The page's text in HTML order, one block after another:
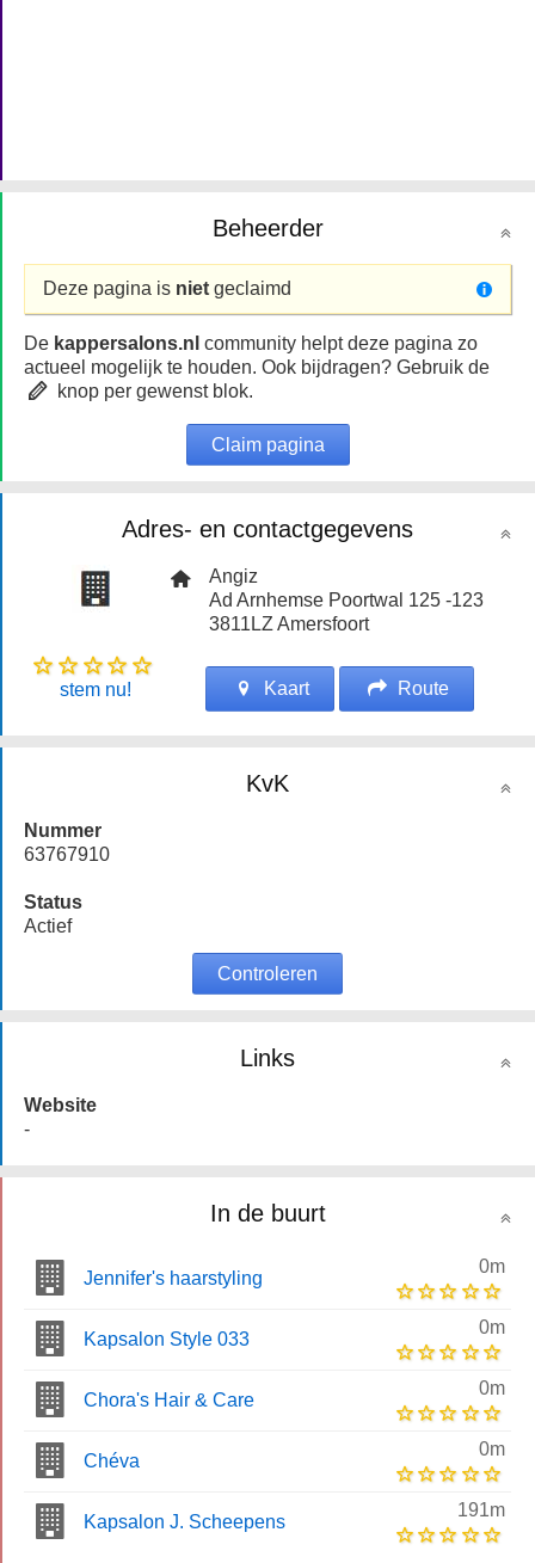
Beheerder
Deze pagina is niet geclaimd
De kappersalons.nl community helpt deze pagina zo
actueel mogelijk te houden. Ook bijdragen? Gebruik de
knop per gewenst blok.
Claim pagina
Adres- en contactgegevens
Angiz
Ad Arnhemse Poortwal 125 -123
3811LZAmersfoort
stem nu! Kaart Route
KvK
Nummer
63767910
Status
Actief
Controleren
Links
Website
-
In de buurt
Jennifer's haarstyling
0m
Kapsalon Style 033
0m
Chora's Hair & Care
0m
Chéva
0m
Kapsalon J. Scheepens
191m